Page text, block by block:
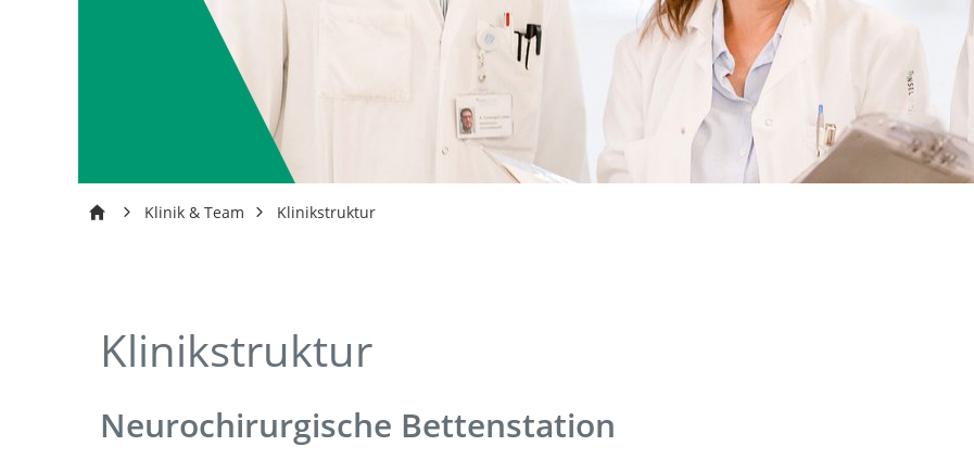
Klinik & Team Klinikstruktur
Klinikstruktur
Neurochirurgische Bettenstation